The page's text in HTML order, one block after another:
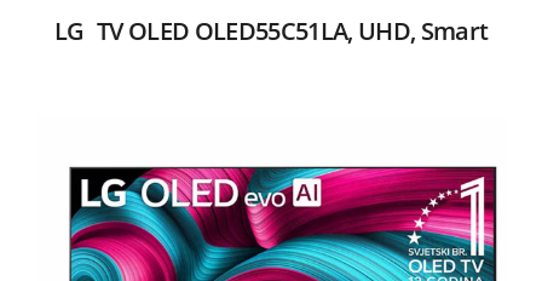
Televizija
Pogodnosti
Podrška
LG TV OLED OLED55C51LA, UHD, Smart